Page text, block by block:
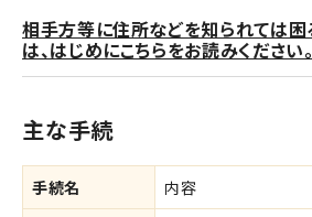
相手方等に住所などを知られては
は、はじめにこちらをお読みください。
主な手続
手続名
内容